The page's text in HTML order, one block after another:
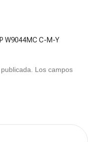
W9044MC C-M-Y
Los campos